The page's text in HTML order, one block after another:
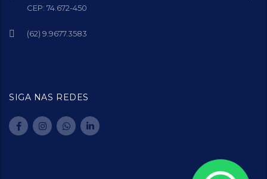
CEP: 74.672-450
(62) 9.9677.3583
SIGA NAS REDES